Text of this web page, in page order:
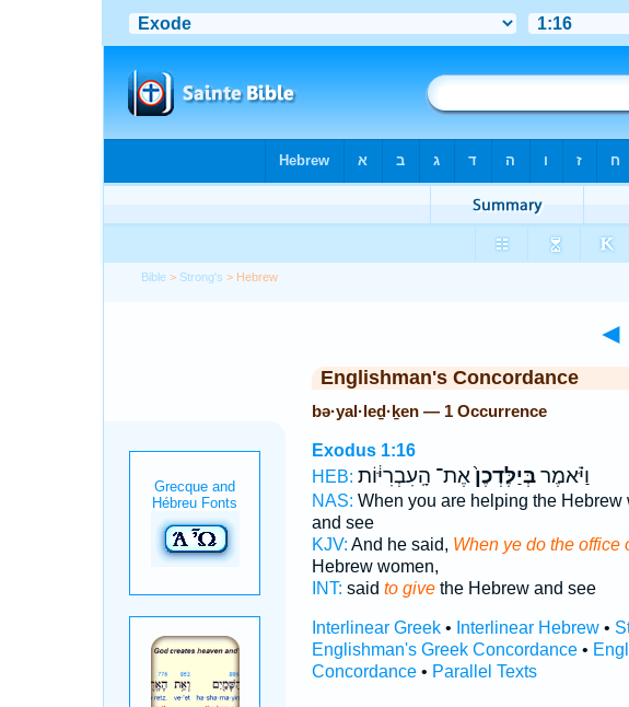
Bible > Strong's > Hebrew
◄
Englishman's Concordance
bə·yal·leḏ·ḵen — 1 Occurrence
Exodus 1:16
HEB:
וַיֹּ֗אמֶרבְּיַלֶּדְכֶן֙אֶת־ הָֽעִבְרִיּ֔וֹת
NAS: When you are helping the Hebrew
and see
KJV: And he said, When ye do the office
Hebrew women,
INT: said to givethe Hebrew and see
Interlinear Greek• Interlinear Hebrew•
Englishman's Greek Concordance•
Concordance• Parallel Texts